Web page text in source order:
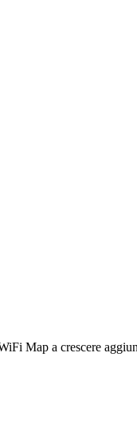
Map a crescere